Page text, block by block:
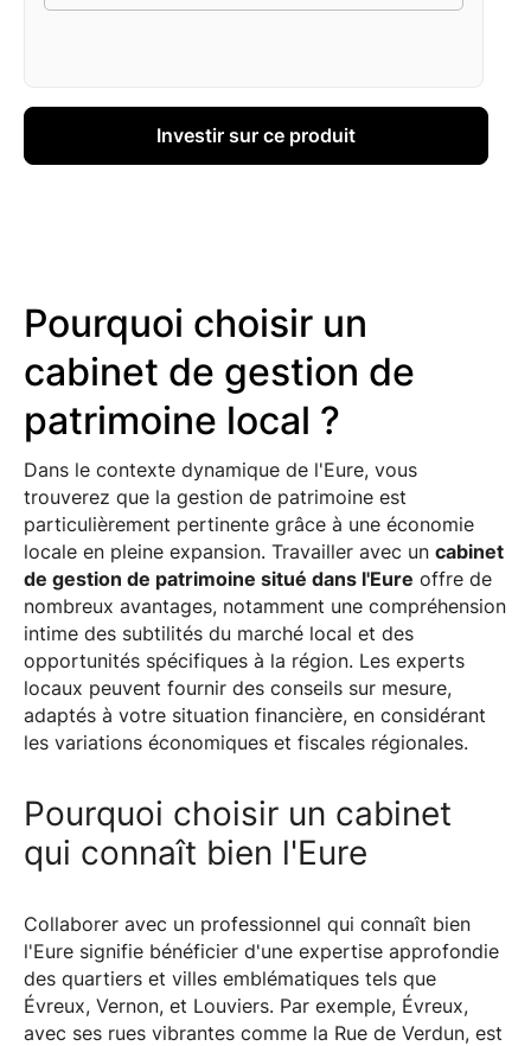
Investir sur ce produit
Pourquoi choisir un
cabinet de gestion de
patrimoine local ?
Dans le contexte dynamique de l'Eure, vous
trouverez que la gestion de patrimoine est
particulièrement pertinente grâce à une économie
locale en pleine expansion. Travailler avec un cabinet
de gestion de patrimoine situé dans l'Eure offre de
nombreux avantages, notamment une compréhension
intime des subtilités du marché local et des
opportunités spécifiques à la région. Les experts
locaux peuvent fournir des conseils sur mesure,
adaptés à votre situation financière, en considérant
les variations économiques et fiscales régionales.
Pourquoi choisir un cabinet
qui connaît bien l'Eure
Collaborer avec un professionnel qui connaît bien
l'Eure signifie bénéficier d'une expertise approfondie
des quartiers et villes emblématiques tels que
Évreux, Vernon, et Louviers. Par exemple, Évreux,
avec ses rues vibrantes comme la Rue de Verdun, est